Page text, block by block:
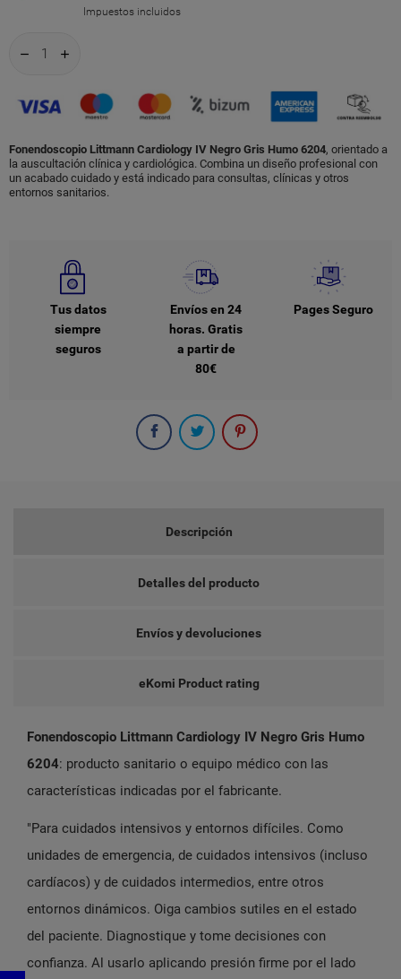
Fonendoscopio Littmann Cardiology IV Negro Gris Humo 6204, orientado a
la auscultación clínica y cardiológica. Combina un diseño profesional con
un acabado cuidado y está indicado para consultas, clínicas y otros
entornos sanitarios.
Impuestos incluidos
Tus datos
siempre
seguros
Envíos en 24
horas. Gratis
a partir de
80€
Pages Seguro
Descripción
Detalles del producto
Envíos y devoluciones
eKomi Product rating
Fonendoscopio Littmann Cardiology IV Negro Gris Humo
6204: producto sanitario o equipo médico con las
características indicadas por el fabricante.
"Para cuidados intensivos y entornos difíciles. Como
unidades de emergencia, de cuidados intensivos (incluso
cardíacos) y de cuidados intermedios, entre otros
entornos dinámicos. Oiga cambios sutiles en el estado
del paciente. Diagnostique y tome decisiones con
confianza. Al usarlo aplicando presión firme por el lado